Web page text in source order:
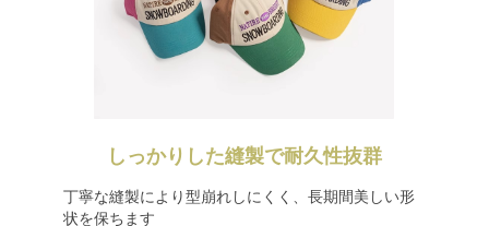
しっかりした縫製で耐久性抜群
丁寧な縫製により型崩れしにくく、長期間美しい形
状を保ちます